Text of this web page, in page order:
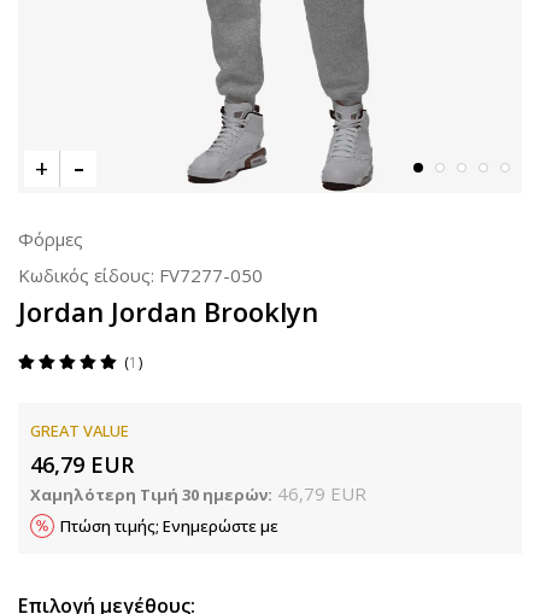
Φόρμες
Κωδικός είδους: FV7277-050
Jordan Jordan Brooklyn
1
GREAT VALUE
46,79 EUR
Χαμηλότερη Τιμή 30 ημερών: 46,79 EUR
Πτώση τιμής; Ενημερώστε με
Επιλογή μεγέθους: